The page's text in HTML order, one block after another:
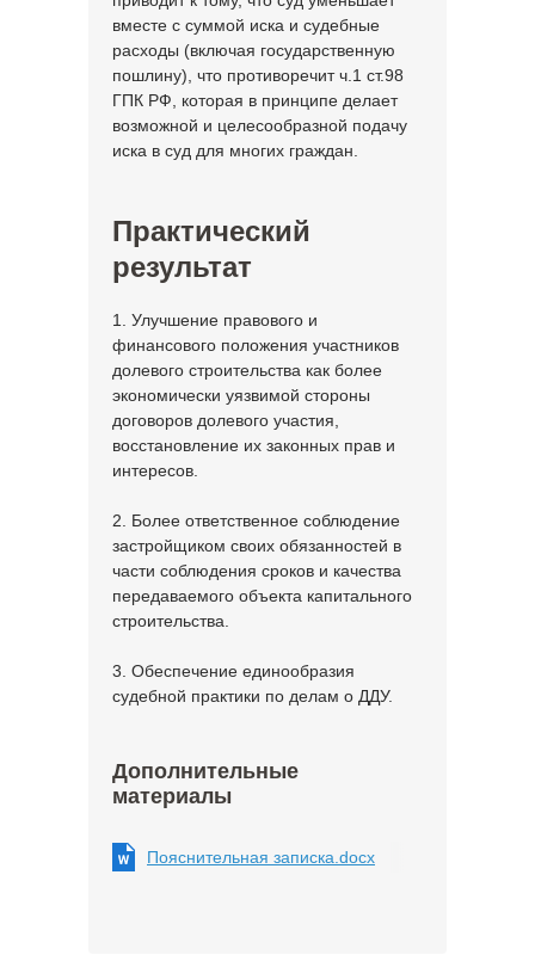
вместе с суммой иска и судебные
расходы (включая государственную
пошлину), что противоречит ч.1 ст.98
ГПК РФ, которая в принципе делает
возможной и целесообразной подачу
иска в суд для многих граждан.
Практический
результат
1. Улучшение правового и
финансового положения участников
долевого строительства как более
экономически уязвимой стороны
договоров долевого участия,
восстановление их законных прав и
интересов.
2. Более ответственное соблюдение
застройщиком своих обязанностей в
части соблюдения сроков и качества
передаваемого объекта капитального
строительства.
3. Обеспечение единообразия
судебной практики по делам о ДДУ.
Дополнительные
материалы
Пояснительная записка.docx